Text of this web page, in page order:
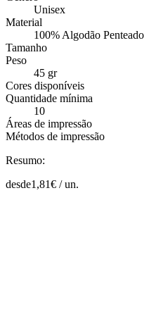
Unisex
Material
100% Algodão Penteado
Tamanho
Peso
45 gr
Cores disponíveis
Quantidade mínima
10
Áreas de impressão
Métodos de impressão
Resumo:
desde1,81€ /un.